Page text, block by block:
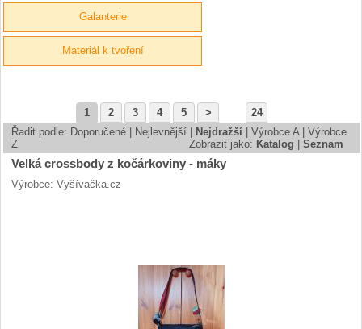
Galanterie
Materiál k tvoření
1 2 3 4 5 >
24
Řadit podle: Doporučené Nejlevnější Nejdražší Výrobce A| Výrobce
Z
Zobrazit jako: Katalog Seznam
Velká crossbody z kočárkoviny - máky
Výrobce: Vyšívačka.cz